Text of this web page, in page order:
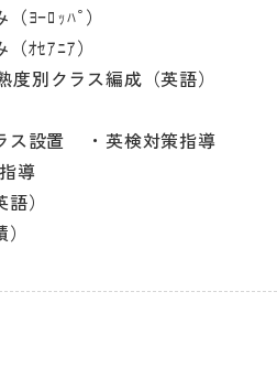
ﾖｰﾛｯﾊﾟ）
ｵｾｱﾆｱ）
度別クラス編成（英語）
ス設置
英検対策指導
導
）